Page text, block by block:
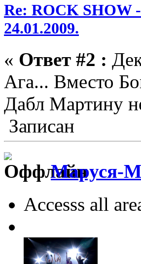
Re: ROCK SHOW
24.01.2009.
« Ответ #2 :
Ага... Вместо
Дабл Мартину
Записан
Маруся-
Accesss all